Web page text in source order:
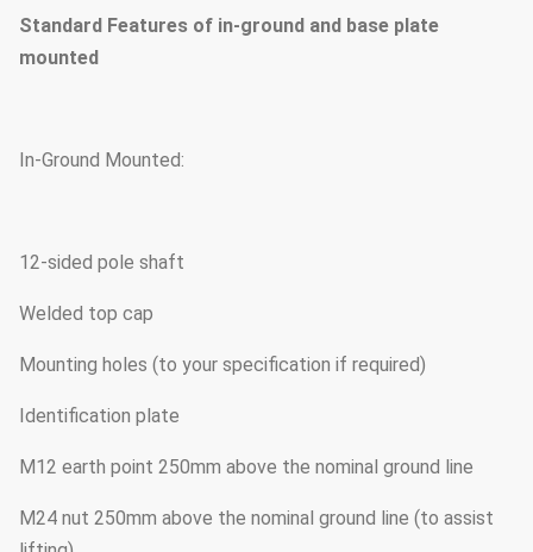
Standard Features of in-ground and base plate
mounted
In-Ground Mounted:
12-sided pole shaft
Welded top cap
Mounting holes (to your specification if required)
Identification plate
M12 earth point 250mm above the nominal ground line
M24 nut 250mm above the nominal ground line (to assist